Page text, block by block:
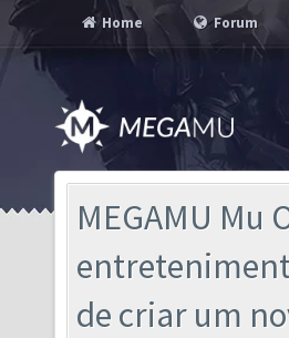
Home Forum
MEGAMU Mu
de criar um